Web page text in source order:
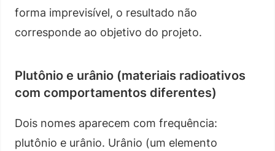
forma imprevisível, o resultado não
corresponde ao objetivo do projeto.
Plutônio e urânio (materiais radioativos
com comportamentos diferentes)
Dois nomes aparecem com frequência:
plutônio e urânio. Urânio (um elemento